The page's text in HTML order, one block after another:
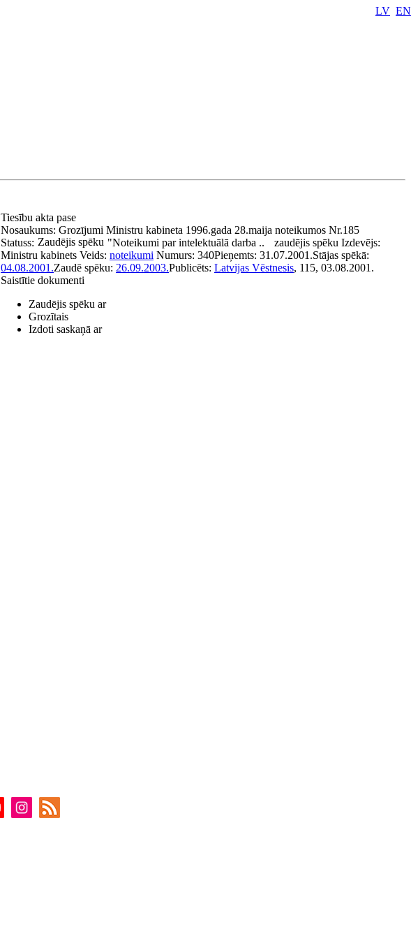
LV EN
Tiesību akta pase
Nosaukums: Grozījumi Ministru kabineta 1996.gada 28.maija noteikumos Nr.185
"Noteikumi par intelektuālā darba ..
Statuss: Zaudējis spēku zaudējis spēku Izdevējs:
Ministru kabinets Veids: noteikumi Numurs: 340Pieņemts: 31.07.2001.Stājas spēkā:
04.08.2001.Zaudē spēku: 26.09.2003.Publicēts: Latvijas Vēstnesis, 115, 03.08.2001.
Saistītie dokumenti
Zaudējis spēku ar
Grozītais
Izdoti saskaņā ar